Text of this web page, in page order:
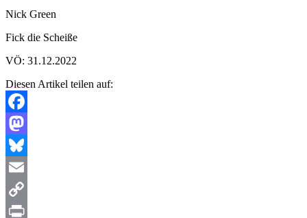
Nick Green
Fick die Scheiße
VÖ: 31.12.2022
Diesen Artikel teilen auf:
Facebook
Mastodon
Bluesky
Email
Copy